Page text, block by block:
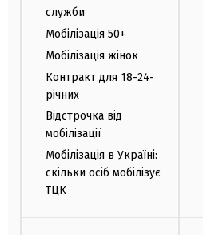
служби
Мобілізація 50+
Мобілізація жінок
Контракт для 18-24-
річних
Відстрочка від
мобілізації
Мобілізація в Україні:
скільки осіб мобілізує
ТЦК